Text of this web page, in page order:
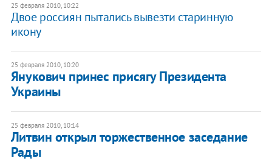
25 февраля 2010, 10:22
Двое россиян пытались вывезти старинную
икону
25 февраля 2010, 10:20
Янукович принес присягу Президента
Украины
25 февраля 2010, 10:14
Литвин открыл торжественное заседание
Рады